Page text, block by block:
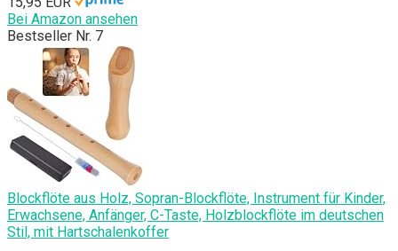
Bei Amazon ansehen
Bestseller Nr. 7
Blockflöte aus Holz, Sopran-Blockflöte, Instrument für Kinder,
Erwachsene, Anfänger, C-Taste, Holzblockflöte im deutschen
Stil, mit Hartschalenkoffer